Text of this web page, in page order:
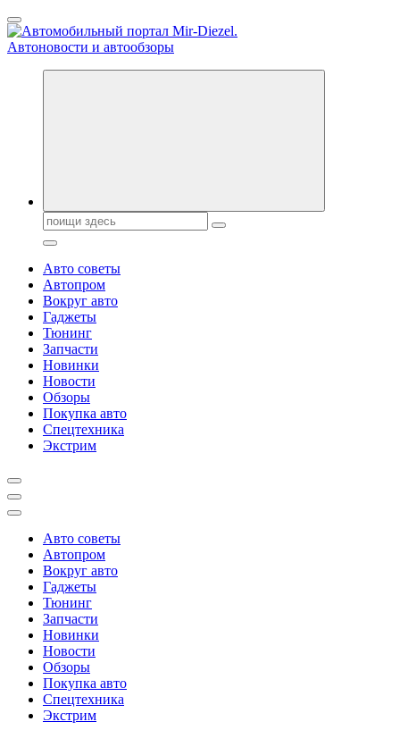
Перейти
к
содержанию
Справочник автомобилиста. Обзор новинок популярных
Поиск:
Авто советы
Автопром
Вокруг авто
Гаджеты
Тюнинг
Запчасти
Новинки
Новости
Обзоры
Покупка авто
Спецтехника
Экстрим
Авто советы
Автопром
Вокруг авто
Гаджеты
Тюнинг
Запчасти
Новинки
Новости
Обзоры
Покупка авто
Спецтехника
Экстрим